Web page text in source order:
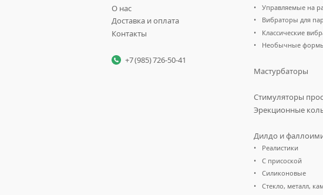
О нас
Доставка и оплата
Контакты
+7 (985) 726-50-41
Управляемые на
Вибраторы для пар
Классические
Необычные
Мастурбаторы
Стимуляторы
Эрекционные
Дилдо и
Реалистики
С присоской
Силиконовые
Стекло, металл,